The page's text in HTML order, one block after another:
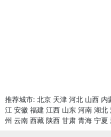
推荐城市: 北京 天津 河北 山西 内
江 安徽 福建 江西 山东 河南 湖北
州 云南 西藏 陕西 甘肃 青海 宁夏